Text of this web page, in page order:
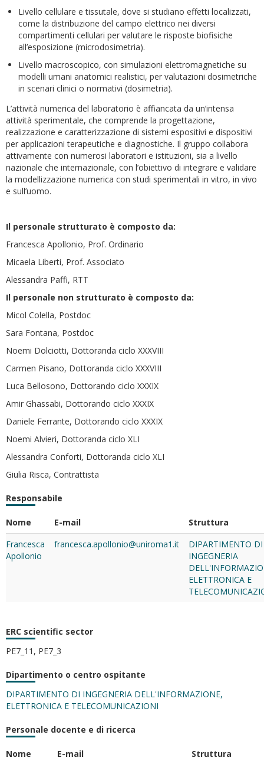
Livello cellulare e tissutale, dove si studiano effetti localizzati,
come la distribuzione del campo elettrico nei diversi
compartimenti cellulari per valutare le risposte biofisiche
all’esposizione (microdosimetria).
Livello macroscopico, con simulazioni elettromagnetiche su
modelli umani anatomici realistici, per valutazioni dosimetriche
in scenari clinici o normativi (dosimetria).
L’attività numerica del laboratorio è affiancata da un’intensa
attività sperimentale, che comprende la progettazione,
realizzazione e caratterizzazione di sistemi espositivi e dispositivi
per applicazioni terapeutiche e diagnostiche. Il gruppo collabora
attivamente con numerosi laboratori e istituzioni, sia a livello
nazionale che internazionale, con l’obiettivo di integrare e validare
la modellizzazione numerica con studi sperimentali in vitro, in vivo
e sull’uomo.
Il personale strutturato è composto da:
Francesca Apollonio, Prof. Ordinario
Micaela Liberti, Prof. Associato
Alessandra Paffi, RTT
Il personale non strutturato è composto da:
Micol Colella, Postdoc
Sara Fontana, Postdoc
Noemi Dolciotti, Dottoranda ciclo XXXVIII
Carmen Pisano, Dottoranda ciclo XXXVIII
Luca Bellosono, Dottorando ciclo XXXIX
Amir Ghassabi, Dottorando ciclo XXXIX
Daniele Ferrante, Dottorando ciclo XXXIX
Noemi Alvieri, Dottoranda ciclo XLI
Alessandra Conforti, Dottoranda ciclo XLI
Giulia Risca, Contrattista
Responsabile
Nome E-mail
Struttura
Francesca
Apollonio
francesca.apollonio@uniroma1.it
DIPARTIMENTO DI
INGEGNERIA
ELETTRONICA E
ERC scientific sector
PE7_11, PE7_3
Dipartimento o centro ospitante
DIPARTIMENTO DI INGEGNERIA DELL'INFORMAZIONE,
ELETTRONICA E TELECOMUNICAZIONI
Personale docente e di ricerca
Nome E-mail
Struttura